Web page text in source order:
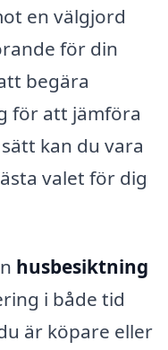
en välgjord
för din
begära
för att jämföra
kan du vara
valet för dig
husbesiktning
i både tid
är köpare eller